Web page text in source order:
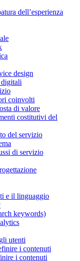
dell’esperienza
design
coinvolti
di valore
costitutivi del
del servizio
di servizio
e il linguaggio
keywords)
utenti
i contenuti
i contenuti